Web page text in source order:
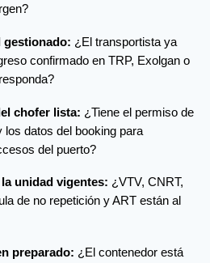
gestionado: ¿El transportista ya
confirmado en TRP, Exolgan o
chofer lista: ¿Tiene el permiso de
los datos del booking para
del puerto?
unidad vigentes: ¿VTV, CNRT,
de no repetición y ART están al
preparado: ¿El contenedor está